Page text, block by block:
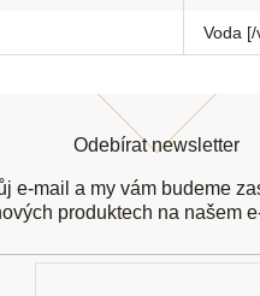
Voda
Odebírat newsletter
e-mail a my vám budeme
produktech na našem